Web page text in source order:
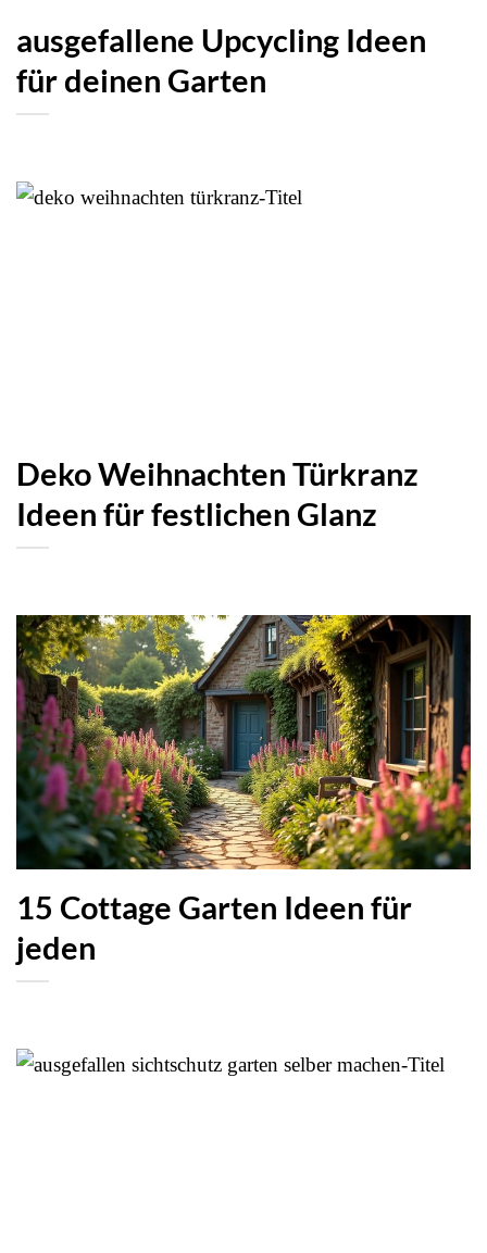
ausgefallene Upcycling Ideen
für deinen Garten
Deko Weihnachten Türkranz
Ideen für festlichen Glanz
15 Cottage Garten Ideen für
jeden